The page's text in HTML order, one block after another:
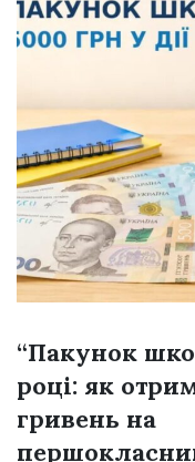
“Пакунок
році: як
гривень на